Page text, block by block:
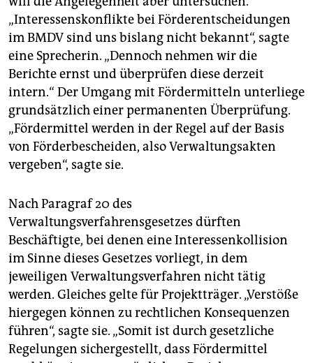
„Interessenskonflikte bei Förderentscheidungen
im BMDV sind uns bislang nicht bekannt“, sagte
eine Sprecherin. „Dennoch nehmen wir die
Berichte ernst und überprüfen diese derzeit
intern.“ Der Umgang mit Fördermitteln unterliege
grundsätzlich einer permanenten Überprüfung.
„Fördermittel werden in der Regel auf der Basis
von Förderbescheiden, also Verwaltungsakten
vergeben“, sagte sie.
Nach Paragraf 20 des
Verwaltungsverfahrensgesetzes dürften
Beschäftigte, bei denen eine Interessenkollision
im Sinne dieses Gesetzes vorliegt, in dem
jeweiligen Verwaltungsverfahren nicht tätig
werden. Gleiches gelte für Projektträger. „Verstöße
hiergegen können zu rechtlichen Konsequenzen
führen“, sagte sie. „Somit ist durch gesetzliche
Regelungen sichergestellt, dass Fördermittel